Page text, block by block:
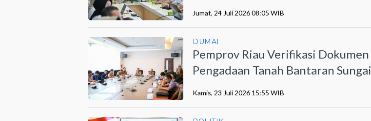
Jumat, 24 Juli 2026 08:05 WIB
DUMAI
Pemprov Riau Verifikasi Dokumen
Pengadaan Tanah Bantaran Sungai
Kamis, 23 Juli 2026 15:55 WIB